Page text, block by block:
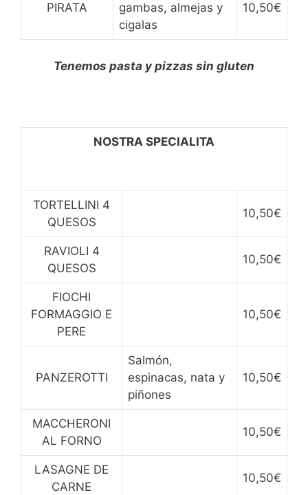
PIRATA
gambas, almejas y
cigalas
10,50€
Tenemos pasta y pizzas sin gluten
NOSTRA SPECIALITA
TORTELLINI 4
QUESOS
10,50€
RAVIOLI 4
QUESOS
10,50€
FIOCHI
FORMAGGIO E
PERE
10,50€
PANZEROTTI
Salmón,
espinacas, nata y
piñones
10,50€
MACCHERONI
AL FORNO
10,50€
LASAGNE DE
CARNE
10,50€